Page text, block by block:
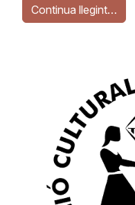
Continua llegint…